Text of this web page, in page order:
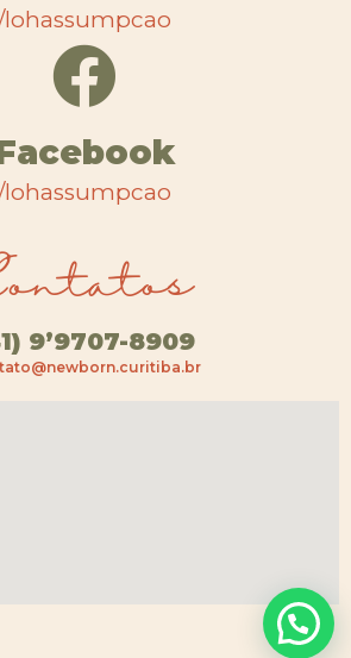
lohassumpcao
lohassumpcao
9’9707-8909